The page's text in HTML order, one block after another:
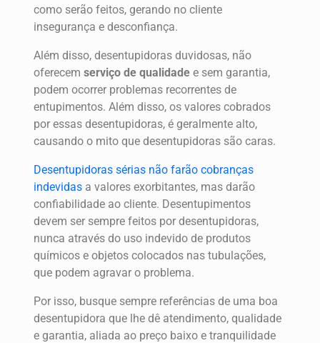
como serão feitos, gerando no cliente
insegurança e desconfiança.
Além disso, desentupidoras duvidosas, não
oferecem serviço de qualidadee sem garantia,
podem ocorrer problemas recorrentes de
entupimentos. Além disso, os valores cobrados
por essas desentupidoras, é geralmente alto,
causando o mito que desentupidoras são caras.
Desentupidoras sérias não farão cobranças
indevidasa valores exorbitantes, mas darão
confiabilidade ao cliente. Desentupimentos
devem ser sempre feitos por desentupidoras,
nunca através do uso indevido de produtos
químicos e objetos colocados nas tubulações,
que podem agravar o problema.
Por isso, busque sempre referências de uma boa
desentupidora que lhe dê atendimento, qualidade
e garantia, aliada ao preço baixo e tranquilidade